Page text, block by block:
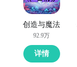
通过上面的游戏
有大致的了解了
到呢？不用担心
了，通过在九游
的【订阅】或者
创造与魔法
92.9万
详情